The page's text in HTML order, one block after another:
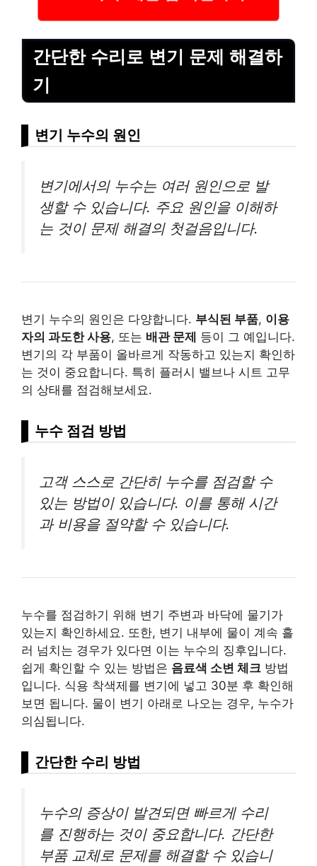
간단한 수리로 변기 문제 해결하
기
변기 누수의 원인
변기에서의 누수는 여러 원인으로 발
생할 수 있습니다. 주요 원인을 이해하
는 것이 문제 해결의 첫걸음입니다.
변기 누수의 원인은 다양합니다. 부식된 부품, 이용
자의 과도한 사용, 또는 배관 문제 등이 그 예입니다.
변기의 각 부품이 올바르게 작동하고 있는지 확인하
는 것이 중요합니다. 특히 플러시 밸브나 시트 고무
의 상태를 점검해보세요.
누수 점검 방법
고객 스스로 간단히 누수를 점검할 수
있는 방법이 있습니다. 이를 통해 시간
과 비용을 절약할 수 있습니다.
누수를 점검하기 위해 변기 주변과 바닥에 물기가
있는지 확인하세요. 또한, 변기 내부에 물이 계속 흘
러 넘치는 경우가 있다면 이는 누수의 징후입니다.
쉽게 확인할 수 있는 방법은 음료색 소변 체크 방법
입니다. 식용 착색제를 변기에 넣고 30분 후 확인해
보면 됩니다. 물이 변기 아래로 나오는 경우, 누수가
의심됩니다.
간단한 수리 방법
누수의 증상이 발견되면 빠르게 수리
를 진행하는 것이 중요합니다. 간단한
부품 교체로 문제를 해결할 수 있습니